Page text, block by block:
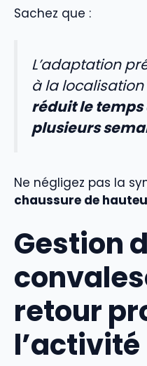
Sachez que :
L’adaptation
à la
réduit le
plusieurs
Ne négligez pas la
chaussure de
Gestion
retour
l’activité